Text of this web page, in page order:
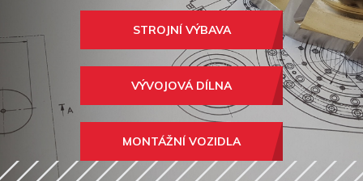
STROJNÍ VÝBAVA
VÝVOJOVÁ DÍLNA
MONTÁŽNÍ VOZIDLA